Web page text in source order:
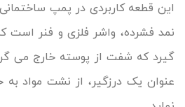
این قطعه کاربردی در پمپ
نمد فشرده، واشر فلزی و فنر است
گیرد که شفت از پوسته خارج می
عنوان یک درزگیر، از نشت مواد